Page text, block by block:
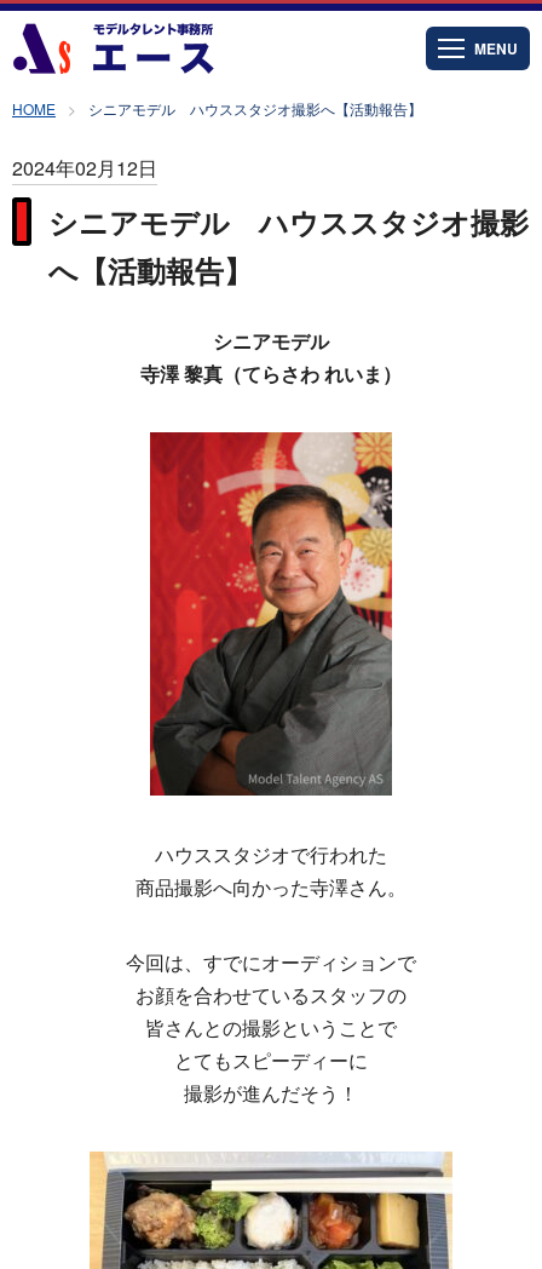
MENU
HOME シニアモデル ハウススタジオ撮影へ【活動報告】
2024年02月12日
シニアモデル ハウススタジオ撮影
へ【活動報告】
シニアモデル
寺澤 黎真（てらさわ れいま）
ハウススタジオで行われた
商品撮影へ向かった寺澤さん。
今回は、すでにオーディションで
お顔を合わせているスタッフの
皆さんとの撮影ということで
とてもスピーディーに
撮影が進んだそう！